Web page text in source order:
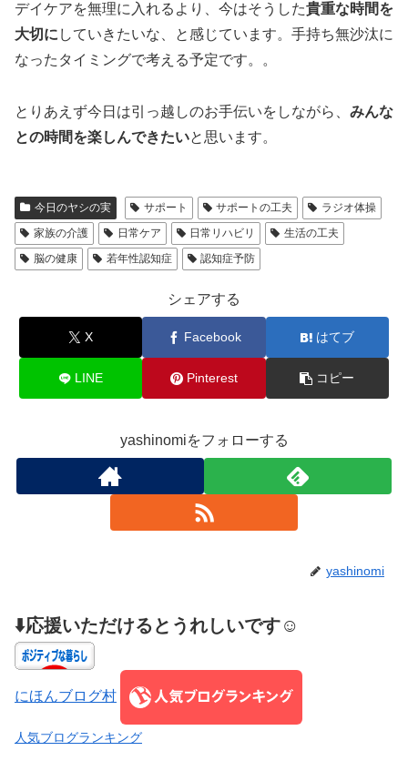
デイケアを無理に入れるより、今はそうした貴重な時間を
大切に していきたいな、と感じています。手持ち無沙汰に
なったタイミングで考える予定です。。
とりあえず今日は引っ越しのお手伝いをしながら、 みんな
との時間を楽しんできたいと思います。
今日のヤシの実 サポート サポートの工夫
ラジオ体操
家族の介護
日常ケア 日常リハビリ
生活の工夫
脳の健康
若年性認知症 認知症予防
シェアする
X Facebook はてブ
LINE Pinterest コピー
yashinomiをフォローする
yashinomi
⬇️応援いただけるとうれしいです☺️
にほんブログ村
人気ブログランキング